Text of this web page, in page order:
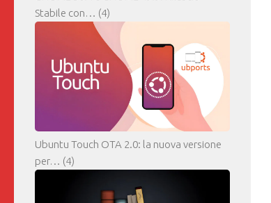
Stabile con… (4)
Ubuntu Touch OTA 2.0: la nuova versione
per… (4)